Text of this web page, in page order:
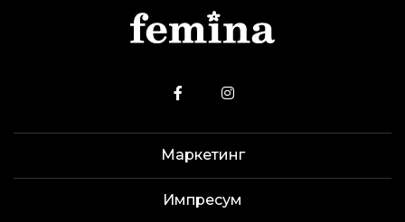
Маркетинг
Импресум